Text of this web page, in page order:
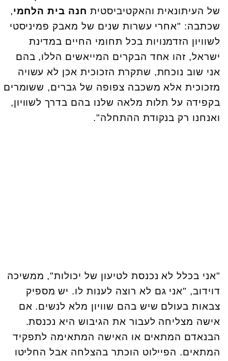
של העיתונאית והאקטיביסטית חנה בית הלחמי,
שכתבה: "אחרי עשרות שנים של מאבק פמיניסטי
לשוויון הזדמנויות בכל תחומי החיים במדינת
ישראל, זהו אחד הבקרים המייאשים הללו, בהם
אני שוב נוכחת, שתקרת הזכוכית אכן לא עשויה
מזכוכית אלא משכבה צפופה של גברים, ששומרים
בקפידה על תלות מלאה שלנו בהם בדרך לשוויון,
ואנחנו רק בנקודת ההתחלה".
"אני בכלל לא נכנסת לטיעון של יכולות", ממשיכה
דוידוב, "אני גם לא רוצה לענות לו. יש מספיק
צבאות בעולם שיש בהם שוויון מלא לנשים. אם
אישה מצליחה לעבור את הגיבוש היא נכנסת.
הבנאדם המתאים או האישה המתאימה לתפקיד
המתאים. הפיילוט הוכתר בהצלחה אבל החליטו